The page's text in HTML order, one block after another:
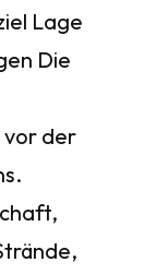
Lage
Die
vor der